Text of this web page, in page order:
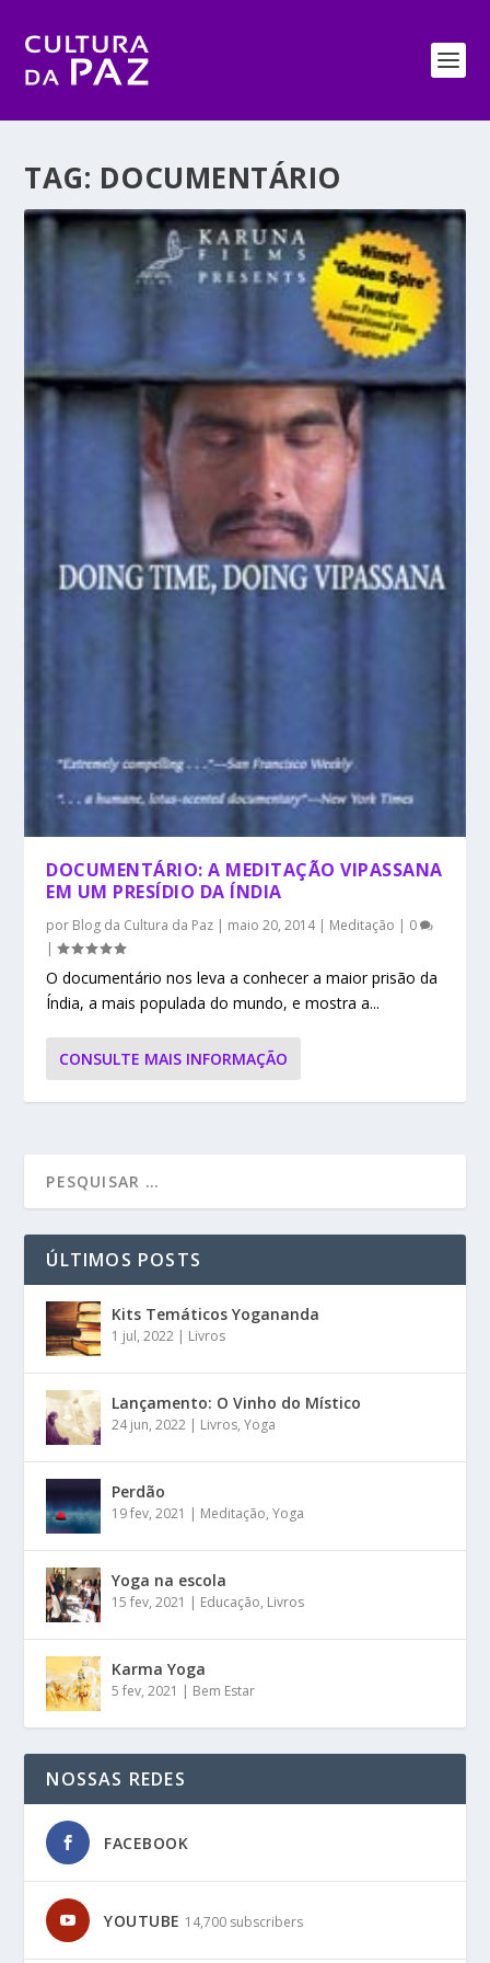
TAG: DOCUMENTÁRIO
DOCUMENTÁRIO: A MEDITAÇÃO VIPASSANA
EM UM PRESÍDIO DA ÍNDIA
por Blog da Cultura da Paz | maio 20, 2014| Meditação | 0
|
O documentário nos leva a conhecer a maior prisão da
Índia, a mais populada do mundo, e mostra a...
CONSULTE MAIS INFORMAÇÃO
ÚLTIMOS POSTS
Kits Temáticos Yogananda
1 jul, 2022 | Livros
Lançamento: O Vinho do Místico
24 jun, 2022 | Livros,Yoga
Perdão
19 fev, 2021 | Meditação,Yoga
Yoga na escola
15 fev, 2021 | Educação, Livros
Karma Yoga
5 fev, 2021 | Bem Estar
NOSSAS REDES
FACEBOOK
YOUTUBE 14,700 subscribers